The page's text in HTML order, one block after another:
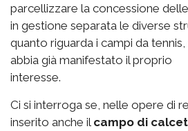
parcellizzare la concessione
in gestione separata le diverse
quanto riguarda i campi da
abbia già manifestato il proprio
interesse.
Ci si interroga se, nelle opere di
inserito anche il campo di